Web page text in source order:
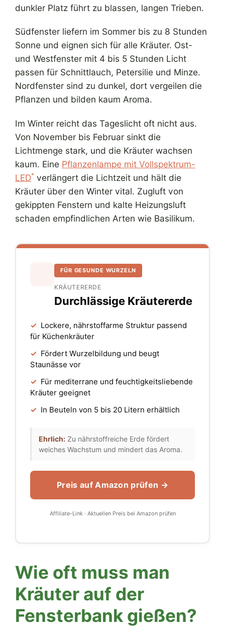
dunkler Platz führt zu blassen, langen Trieben.
Südfenster liefern im Sommer bis zu 8 Stunden
Sonne und eignen sich für alle Kräuter. Ost-
und Westfenster mit 4 bis 5 Stunden Licht
passen für Schnittlauch, Petersilie und Minze.
Nordfenster sind zu dunkel, dort vergeilen die
Pflanzen und bilden kaum Aroma.
Im Winter reicht das Tageslicht oft nicht aus.
Von November bis Februar sinkt die
Lichtmenge stark, und die Kräuter wachsen
kaum. Eine Pflanzenlampe mit Vollspektrum-
LED* verlängert die Lichtzeit und hält die
Kräuter über den Winter vital. Zugluft von
gekippten Fenstern und kalte Heizungsluft
schaden empfindlichen Arten wie Basilikum.
FÜR GESUNDE WURZELN
KRÄUTERERDE
Durchlässige Kräutererde
✓ Lockere, nährstoffarme Struktur passend
für Küchenkräuter
✓ Fördert Wurzelbildung und beugt
Staunässe vor
✓ Für mediterrane und feuchtigkeitsliebende
Kräuter geeignet
✓ In Beuteln von 5 bis 20 Litern erhältlich
Ehrlich: Zu nährstoffreiche Erde fördert
weiches Wachstum und mindert das Aroma.
Preis auf Amazon prüfen →
Affiliate-Link · Aktuellen Preis bei Amazon prüfen
Wie oft muss man
Kräuter auf der
Fensterbank gießen?